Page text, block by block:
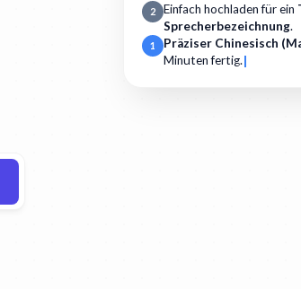
2 Einfach hochladen für ein
Sprecherbezeichnung.
1 Präziser Chinesisch
Minuten fertig.